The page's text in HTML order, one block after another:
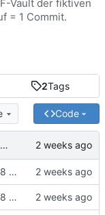
2Tags
Code
OKF v0.2 Migration: 28 Konzepte + root index (Trust-Signale)
OKF v0.2 Migration: 28 Konzepte + root index (Trust-Signale)
OKF v0.2 Migration: 28 Konzepte + root index (Trust-Signale)
Vault der fiktiven
= 1 Commit.